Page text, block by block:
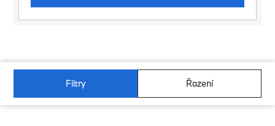
Filtry Řazení